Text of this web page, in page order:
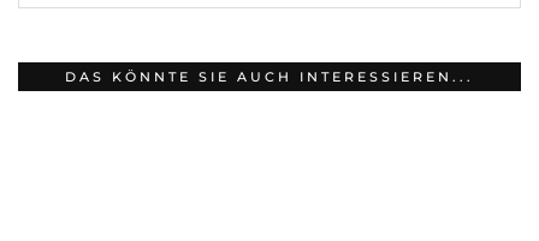
DAS KÖNNTE SIE AUCH INTERESSIEREN...